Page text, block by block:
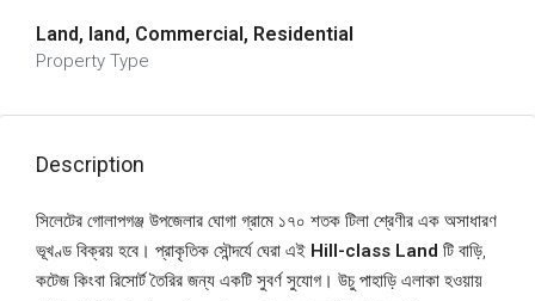
Land, land, Commercial, Residential
Property Type
Description
সিলেটের গোলাপগঞ্জ উপজেলার ঘোগা গ্রামে ১৭০ শতক টিলা শ্রেণীর এক অসাধারণ
ভূখণ্ড বিক্রয় হবে। প্রাকৃতিক সৌন্দর্যে ঘেরা এই Hill-class Land টি বাড়ি,
কটেজ কিংবা রিসোর্ট তৈরির জন্য একটি সুবর্ণ সুযোগ। উচু পাহাড়ি এলাকা হওয়ায়